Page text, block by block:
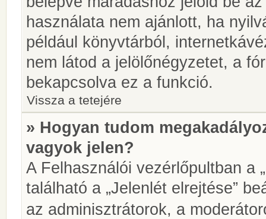
használata nem ajánlott, ha
például könyvtárból,
nem látod a jelölőnégyzetet, a
bekapcsolva ez a funkció.
Vissza a tetejére
» Hogyan tudom
vagyok jelen?
A Felhasználói vezérlőpultban a
található a „Jelenlét elrejtése”
az adminisztrátorok, a